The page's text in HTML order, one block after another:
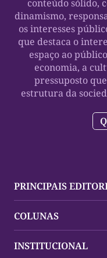
conteúdo sólido,
dinamismo,
os interesses
que destaca o
espaço ao
economia, a
pressuposto
estrutura da
PRINCIPAIS
Palmas
Mundo
COLUNAS
Policial
INSTITUCIONAL